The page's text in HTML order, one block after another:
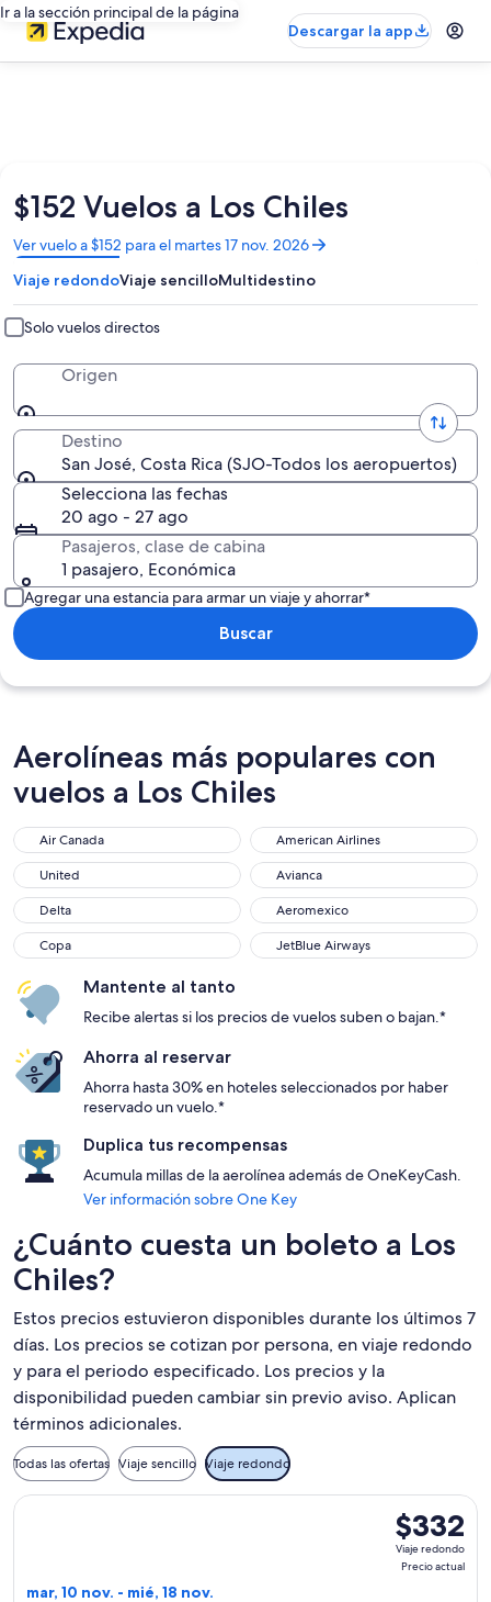
Ir a la sección principal de la página
Descargar la app
$152 Vuelos a Los Chiles
Ver vuelo a $152 para el martes 17 nov. 2026
Se
abrirá
en
una
nueva
ventana
Viaje redondoViaje sencilloMultidestino
Solo vuelos directos
Origen
Destino
San José, Costa Rica (SJO-Todos los aeropuertos)
Selecciona las fechas
20 ago - 27 ago
Pasajeros, clase de cabina
1 pasajero, Económica
Agregar una estancia para armar un viaje y ahorrar*
Buscar
Aerolíneas más populares con
vuelos a Los Chiles
Air Canada
Air Canada American Airlines
American Airlines
United
United Avianca
Avianca
Delta
Delta Aeromexico
Aeromexico
Copa
Copa JetBlue Airways
JetBlue Airways
Mantente al tanto
Recibe alertas si los precios de vuelos suben o bajan.*
Ahorra al reservar
Ahorra hasta 30% en hoteles seleccionados por haber
reservado un vuelo.*
Duplica tus recompensas
Acumula millas de la aerolínea además de OneKeyCash.
Ver información sobre One Key
¿Cuánto cuesta un boleto a Los
Chiles?
Estos precios estuvieron disponibles durante los últimos 7
días. Los precios se cotizan por persona, en viaje redondo
y para el periodo especificado. Los precios y la
disponibilidad pueden cambiar sin previo aviso. Aplican
términos adicionales.
Todas las ofertas Viaje sencillo Viaje redondo
$332
Viaje
redondo,
$332
Viaje redondo
Precio actual
mar, 10 nov. - mié, 18 nov.
Seleccionar vuelo de Arajet, con salida el mar, 10 nov.